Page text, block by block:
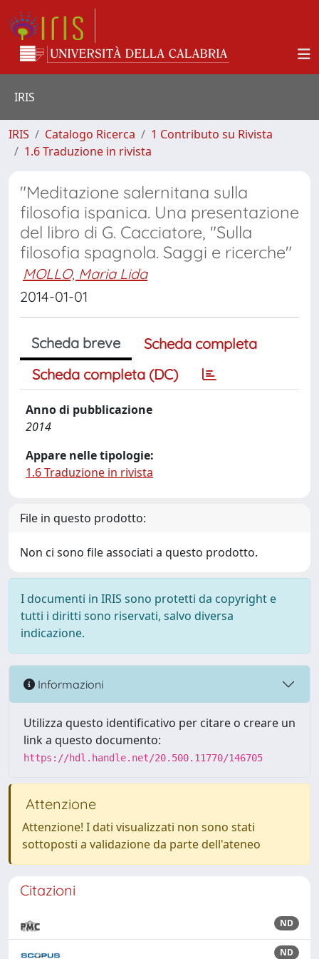
IRIS
IRIS Catalogo Ricerca
1 Contributo su Rivista
1.6 Traduzione in rivista
"Meditazione salernitana sulla
filosofia ispanica. Una presentazione
del libro di G. Cacciatore, "Sulla
filosofia spagnola. Saggi e ricerche"
MOLLO, Maria Lida
2014-01-01
Scheda breve
Scheda completa
Scheda completa (DC)
Anno di pubblicazione
2014
Appare nelle tipologie:
1.6 Traduzione in rivista
File in questo prodotto:
Non ci sono file associati a questo prodotto.
I documenti in IRIS sono protetti da copyright e
tutti i diritti sono riservati, salvo diversa
indicazione.
Informazioni
Utilizza questo identificativo per citare o creare un
link a questo documento:
https://hdl.handle.net/20.500.11770/146705
Attenzione
Attenzione! I dati visualizzati non sono stati
sottoposti a validazione da parte dell'ateneo
Citazioni
ND
ND